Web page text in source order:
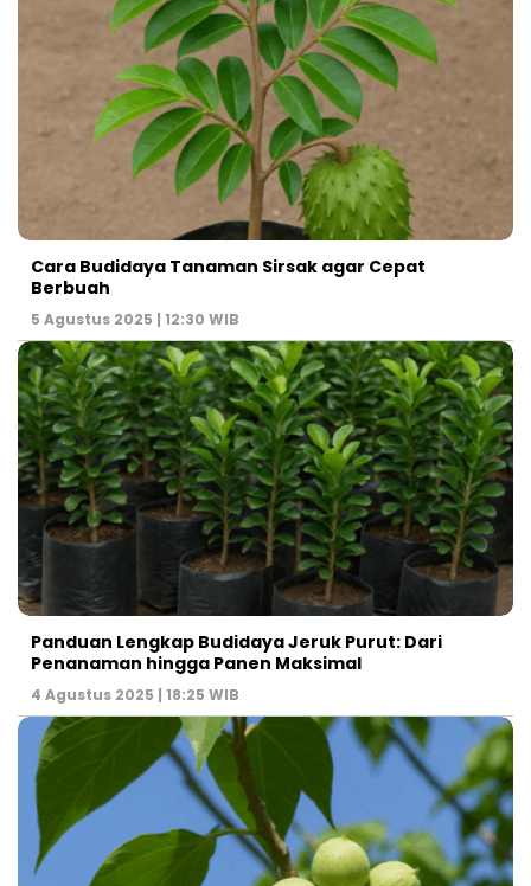
Cara Budidaya Tanaman Sirsak agar Cepat
Berbuah
5 Agustus 2025 | 12:30 WIB
Panduan Lengkap Budidaya Jeruk Purut: Dari
Penanaman hingga Panen Maksimal
4 Agustus 2025 | 18:25 WIB